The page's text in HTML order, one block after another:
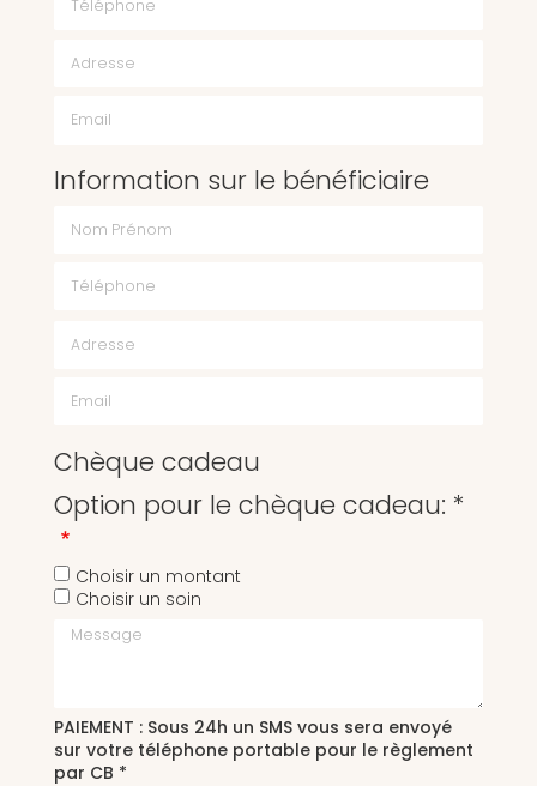
Information sur le bénéficiaire
Chèque cadeau
Option pour le chèque cadeau: *
Choisir un montant
Choisir un soin
Message
PAIEMENT : Sous 24h un SMS vous sera envoyé
sur votre téléphone portable pour le règlement
par CB *